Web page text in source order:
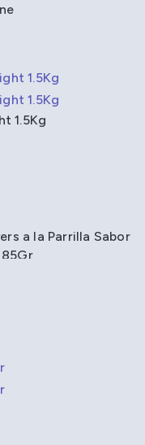
1.5Kg
a la Parrilla Sabor